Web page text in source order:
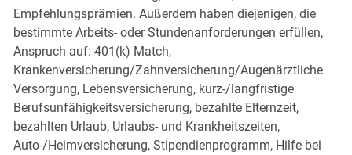
Empfehlungsprämien. Außerdem haben diejenigen, die
bestimmte Arbeits- oder Stundenanforderungen erfüllen,
Anspruch auf: 401(k) Match,
Krankenversicherung/Zahnversicherung/Augenärztliche
Versorgung, Lebensversicherung, kurz-/langfristige
Berufsunfähigkeitsversicherung, bezahlte Elternzeit,
bezahlten Urlaub, Urlaubs- und Krankheitszeiten,
Auto-/Heimversicherung, Stipendienprogramm, Hilfe bei